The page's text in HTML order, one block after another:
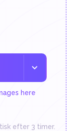
here
efter 3 timer.